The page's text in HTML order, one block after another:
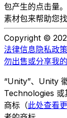
包产生的点击量
素材包来帮助您
Copyright ©
法律信息隐私政策
勿出售或分享我
“Unity”、Unity
Technologies 或
商标（此处查看